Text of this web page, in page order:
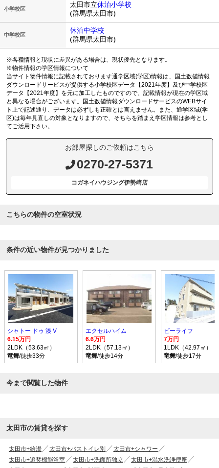
小学校区
太田市立休泊小学校
(群馬県太田市)
中学校区
休泊中学校
(群馬県太田市)
※各種情報と現状に差異がある場合は、現状優先となります。
※物件情報の学区情報について
当サイト物件情報に記載されております通学区域(学区)情報は、国土数値情報
ダウンロードサービスが提供する小学校区データ【2021年度】及び中学校区
データ【2021年度】を元に加工したものですので、記載情報が現在の学区域
と異なる場合がございます。国土数値情報ダウンロードサービスのWEBサイ
ト上で記述通り、データは必ずしも正確とは言えません。また、通学区域(学
区)は毎年見直しの対象となりますので、そちらを踏まえ学区情報は参考とし
てご活用下さい。
お部屋探しのご依頼はこちら
0270-27-5371
コガネイハウジング伊勢崎店
こちらの物件の空室状況
条件の近い物件が見つかりました
シャトー ドゥ 湊 V
6.15万円
2LDK（53.63㎡）
竜舞/徒歩33分
エクセルハイム
6.6万円
2LDK（57.13㎡）
竜舞/徒歩14分
ビーライフ
7万円
1LDK（42.97㎡）
竜舞/徒歩17分
今まで閲覧した物件
太田市の賃貸を探す
太田市+給湯 太田市+バストイレ別
太田市+シャワー
太田市+追焚機能浴室
太田市+洗面所独立
太田市+温水洗浄便座